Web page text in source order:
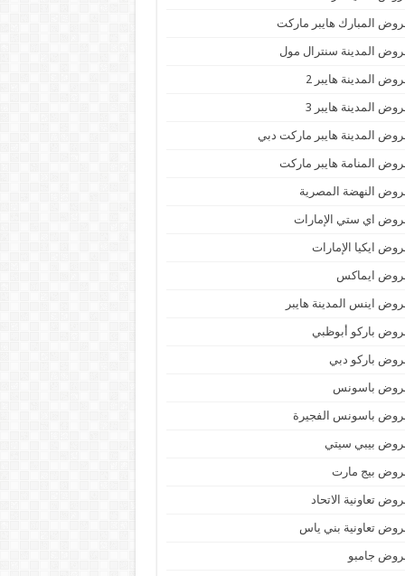
المبارك هايبر ماركت
المدينة سنترال مول
المدينة هايبر 2
المدينة هايبر 3
المدينة هايبر ماركت دبي
المنامة هايبر ماركت
النهضة المصرية
اي ستي الإمارات
ايكيا الإمارات
ايماكس
اينس المدينة هايبر
باركو أبوظبي
باركو دبي
باسونس
باسونس الفجيرة
بيبي سيتي
بيج مارت
تعاونية الاتحاد
تعاونية بني ياس
جامبو